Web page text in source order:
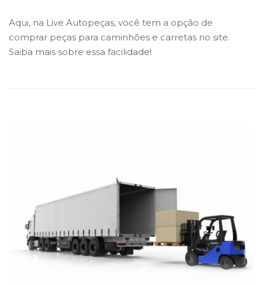
Aqui, na Live Autopeças, você tem a opção de
comprar peças para caminhões e carretas no site.
Saiba mais sobre essa facilidade!